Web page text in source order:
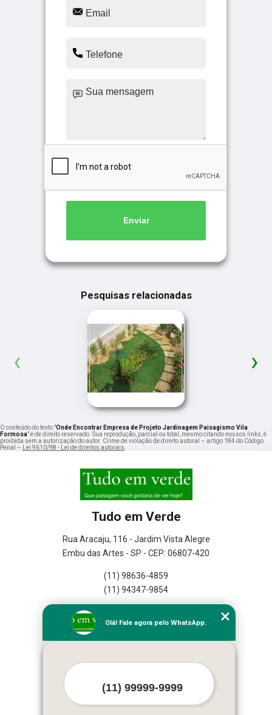
Enviar
Pesquisas relacionadas
‹ ›
O conteúdo do texto "Onde Encontrar Empresa de Projeto Jardinagem Paisagismo Vila
Formosa" é de direito reservado. Sua reprodução, parcial ou total, mesmo citando nossos links, é
proibida sem a autorização do autor. Crime de violação de direito autoral – artigo 184 do Código
Penal –
Lei 9610/98 - Lei de direitos autorais
Tudo em Verde
Rua Aracaju, 116 - Jardim Vista Alegre
Embu das Artes - SP - CEP: 06807-420
(11) 98636-4859
(11) 94347-9854
Empresa
Missão
Mapa do site
Mais Serviços
Olá! Fale agora pelo WhatsApp.